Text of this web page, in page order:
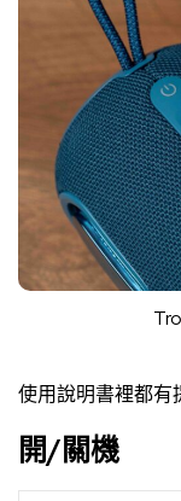
使用說明書裡都有
開/關機